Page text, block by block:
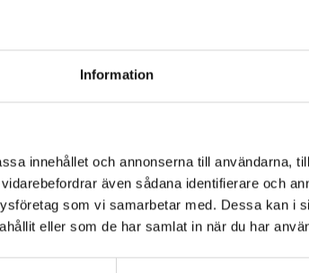
Information
innehållet och annonserna till användarna,
även sådana identifierare och
som vi samarbetar med. Dessa kan i
eller som de har samlat in när du har
Navy blue
customers also bought